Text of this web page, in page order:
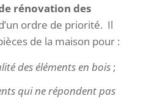
rénovation des
ordre de priorité. Il
de la maison pour :
des éléments en bois ;
qui ne répondent pas